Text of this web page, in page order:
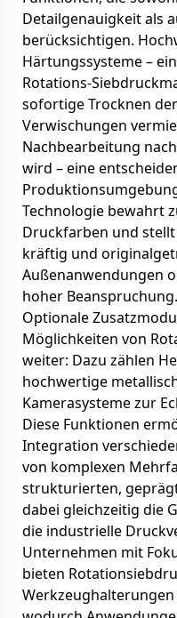
Detailgenauigkeit als
berücksichtigen.
Härtungssysteme –
Rotations-
sofortige Trocknen
Verwischungen
Nachbearbeitung
wird – eine
Technologie bewahrt
Druckfarben und stellt
kräftig und
Außenanwendungen
hoher Beanspruchung.
Optionale
Möglichkeiten von
weiter: Dazu zählen
hochwertige
Kamerasysteme zur
Diese Funktionen
Integration
von komplexen
strukturierten,
dabei gleichzeitig die
die industrielle
Unternehmen mit
bieten